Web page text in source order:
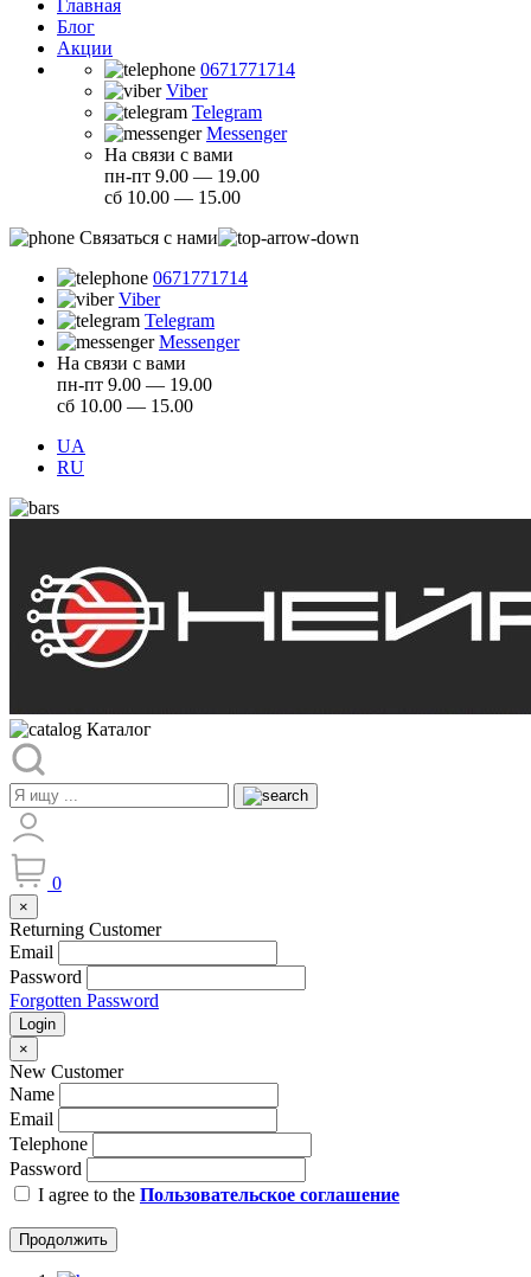
Главная
Блог
Акции
0671771714
Viber
Telegram
Messenger
На связи с вами
пн-пт 9.00 — 19.00
сб 10.00 — 15.00
Связаться с нами
0671771714
Viber
Telegram
Messenger
На связи с вами
пн-пт 9.00 — 19.00
сб 10.00 — 15.00
UA
RU
Каталог
0
×
Returning Customer
Email
Password
Forgotten Password
Login
×
New Customer
Name
Email
Telephone
Password
I agree to the Пользовательское соглашение
Продолжить